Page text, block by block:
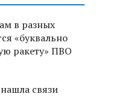
в разных
«буквально
ракету» ПВО
связи